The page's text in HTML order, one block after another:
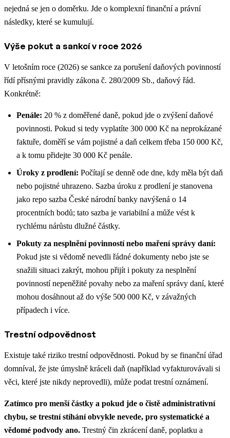
nejedná se jen o doměrku. Jde o komplexní finanční a právní
následky, které se kumulují.
Výše pokut a sankcí v roce 2026
V letošním roce (2026) se sankce za porušení daňových povinností
řídí přísnými pravidly zákona č. 280/2009 Sb., daňový řád.
Konkrétně:
Penále: 20 % z doměřené daně, pokud jde o zvýšení daňové
povinnosti. Pokud si tedy vyplatíte 300 000 Kč na neprokázané
faktuře, doměří se vám pojistné a daň celkem třeba 150 000 Kč,
a k tomu přidejte 30 000 Kč penále.
Úroky z prodlení: Počítají se denně ode dne, kdy měla být daň
nebo pojistné uhrazeno. Sazba úroku z prodlení je stanovena
jako repo sazba České národní banky navýšená o 14
procentních bodů; tato sazba je variabilní a může vést k
rychlému nárůstu dlužné částky.
Pokuty za nesplnění povinností nebo maření správy daní:
Pokud jste si vědomě nevedli řádné dokumenty nebo jste se
snažili situaci zakrýt, mohou přijít i pokuty za nesplnění
povinností nepeněžité povahy nebo za maření správy daní, které
mohou dosáhnout až do výše 500 000 Kč, v závažných
případech i více.
Trestní odpovědnost
Existuje také riziko trestní odpovědnosti. Pokud by se finanční úřad
domníval, že jste úmyslně kráceli daň (například vyfakturovávali si
věci, které jste nikdy neprovedli), může podat trestní oznámení.
Zatímco pro menší částky a pokud jde o čistě administrativní
chybu, se trestní stíhání obvykle nevede, pro systematické a
vědomé podvody ano. Trestný čin zkrácení daně, poplatku a